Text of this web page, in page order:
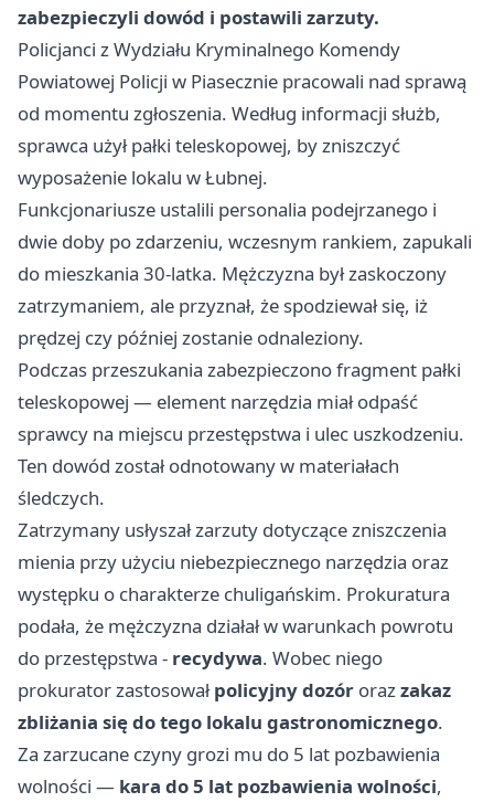
zabezpieczyli dowód i postawili zarzuty.
Policjanci z Wydziału Kryminalnego Komendy
Powiatowej Policji w Piasecznie pracowali nad sprawą
od momentu zgłoszenia. Według informacji służb,
sprawca użył pałki teleskopowej, by zniszczyć
wyposażenie lokalu w Łubnej.
Funkcjonariusze ustalili personalia podejrzanego i
dwie doby po zdarzeniu, wczesnym rankiem, zapukali
do mieszkania 30-latka. Mężczyzna był zaskoczony
zatrzymaniem, ale przyznał, że spodziewał się, iż
prędzej czy później zostanie odnaleziony.
Podczas przeszukania zabezpieczono fragment pałki
teleskopowej — element narzędzia miał odpaść
sprawcy na miejscu przestępstwa i ulec uszkodzeniu.
Ten dowód został odnotowany w materiałach
śledczych.
Zatrzymany usłyszał zarzuty dotyczące zniszczenia
mienia przy użyciu niebezpiecznego narzędzia oraz
występku o charakterze chuligańskim. Prokuratura
podała, że mężczyzna działał w warunkach powrotu
do przestępstwa - recydywa. Wobec niego
prokurator zastosowałpolicyjny dozór orazzakaz
zbliżania się do tego lokalu gastronomicznego.
Za zarzucane czyny grozi mu do 5 lat pozbawienia
wolności — kara do 5 lat pozbawienia wolności,